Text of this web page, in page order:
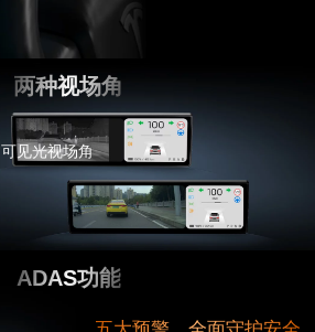
两种视场角
见光视场角
ADAS功能